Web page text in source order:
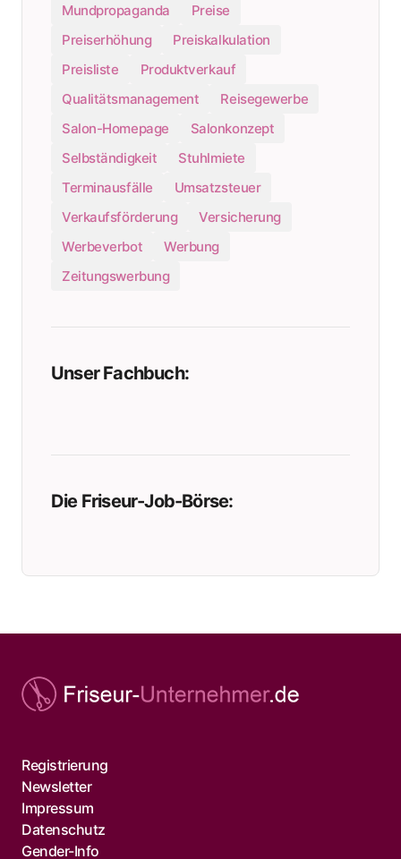
Mundpropaganda
Preise
Preiserhöhung
Preiskalkulation
Preisliste
Produktverkauf
Qualitätsmanagement
Reisegewerbe
Salon-Homepage
Salonkonzept
Selbständigkeit
Stuhlmiete
Terminausfälle
Umsatzsteuer
Verkaufsförderung
Versicherung
Werbeverbot
Werbung
Zeitungswerbung
Unser Fachbuch:
Die Friseur-Job-Börse:
Registrierung
Newsletter
Impressum
Datenschutz
Gender-Info